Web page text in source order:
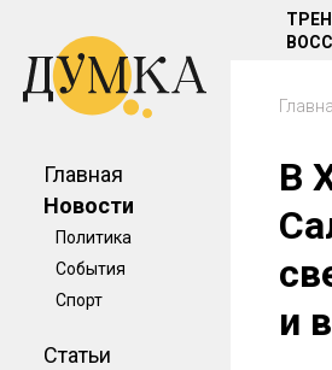
Главная
Новости
Политика
События
Спорт
Статьи
В
и